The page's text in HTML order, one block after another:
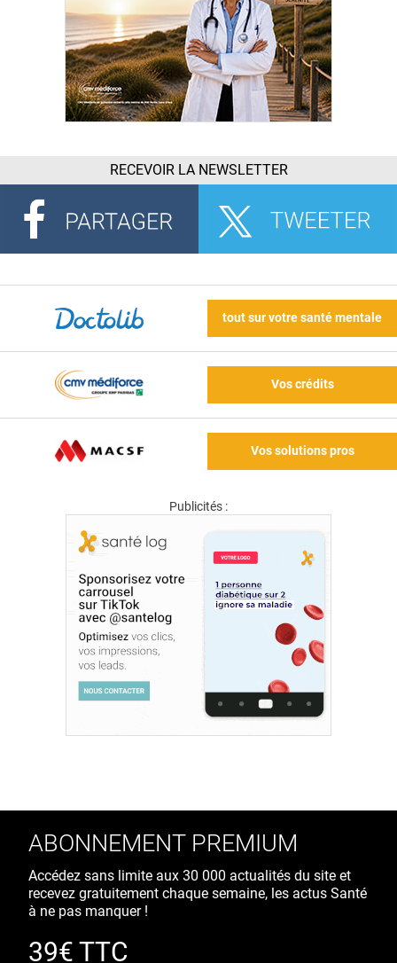
RECEVOIR LA NEWSLETTER
tout sur votre santé mentale
Vos crédits
Vos solutions pros
Publicités :
ABONNEMENT PREMIUM
Accédez sans limite aux 30 000 actualités du site et
recevez gratuitement chaque semaine, les actus Santé
à ne pas manquer !
39€ TTC